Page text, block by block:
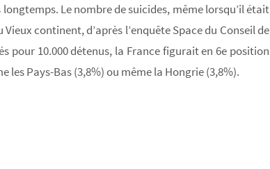
Le nombre de suicides, même lorsqu’il était
continent, d’après l’enquête Space du Conseil de
pour 10.000 détenus, la France figurait en 6e position
Pays-Bas (3,8%) ou même la Hongrie (3,8%).